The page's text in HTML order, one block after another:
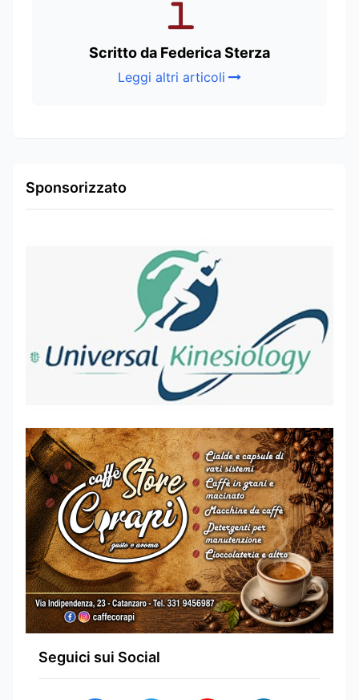
Scritto da Federica Sterza
Leggi altri articoli
Sponsorizzato
Seguici sui Social